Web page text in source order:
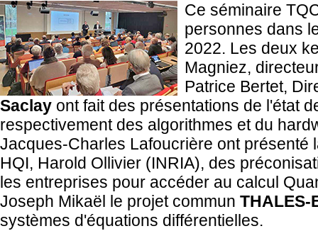
Ce séminaire
personnes dans
2022. Les deux
Magniez,
Patrice Bertet,
Saclay ont fait des présentations de l'état
respectivement des algorithmes et du
Jacques-Charles Lafoucrière ont présenté
HQI, Harold Ollivier (INRIA), des
les entreprises pour accéder au calcul
Joseph Mikaël le projet commun THALES-
systèmes d'équations différentielles.